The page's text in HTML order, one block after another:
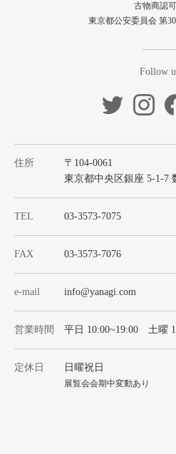
古物商認
東京都公安委員会 第
Follow
住所
〒104-0061
東京都中央区銀座 5-1-7
TEL 03-3573-7075
FAX 03-3573-7076
e-mail info@yanagi.com
営業時間 平日 10:00~19:00 土曜
定休日 日曜祝日
展覧会会期中変動あり